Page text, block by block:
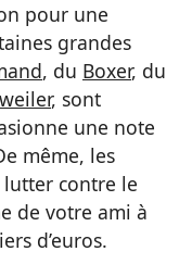
pour une
grandes
, du Boxer, du
, sont
une note
même, les
contre le
de votre ami à
d’euros.